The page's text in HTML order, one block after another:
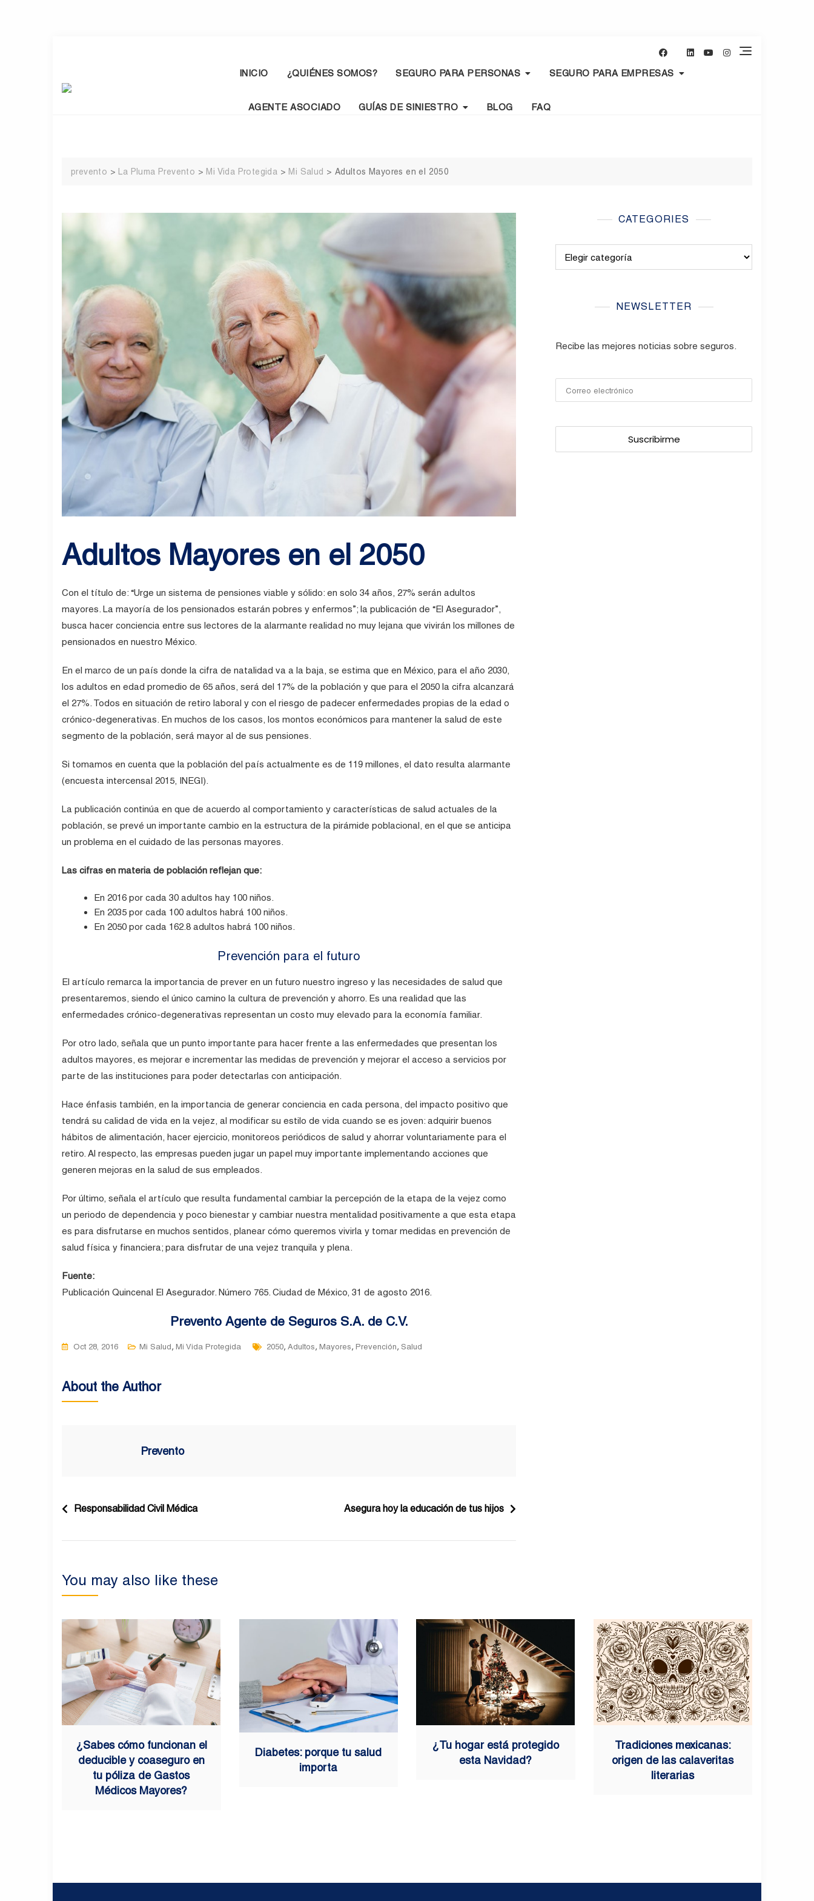
INICIO ¿QUIÉNES SOMOS? SEGURO PARA PERSONAS SEGURO PARA EMPRESAS
AGENTE ASOCIADO GUÍAS DE SINIESTRO BLOG FAQ
prevento > La Pluma Prevento > Mi Vida Protegida > Mi Salud > Adultos Mayores en el 2050
Adultos Mayores en el 2050
Con el título de: “Urge un sistema de pensiones viable y sólido: en solo 34 años, 27% serán adultos
mayores. La mayoría de los pensionados estarán pobres y enfermos”; la publicación de “El Asegurador”,
busca hacer conciencia entre sus lectores de la alarmante realidad no muy lejana que vivirán los millones de
pensionados en nuestro México.
En el marco de un país donde la cifra de natalidad va a la baja, se estima que en México, para el año 2030,
los adultos en edad promedio de 65 años, será del 17% de la población y que para el 2050 la cifra alcanzará
el 27%. Todos en situación de retiro laboral y con el riesgo de padecer enfermedades propias de la edad o
crónico-degenerativas. En muchos de los casos, los montos económicos para mantener la salud de este
segmento de la población, será mayor al de sus pensiones.
Si tomamos en cuenta que la población del país actualmente es de 119 millones, el dato resulta alarmante
(encuesta intercensal 2015, INEGI).
La publicación continúa en que de acuerdo al comportamiento y características de salud actuales de la
población, se prevé un importante cambio en la estructura de la pirámide poblacional, en el que se anticipa
un problema en el cuidado de las personas mayores.
Las cifras en materia de población reflejan que:
En 2016 por cada 30 adultos hay 100 niños.
En 2035 por cada 100 adultos habrá 100 niños.
En 2050 por cada 162.8 adultos habrá 100 niños.
Prevención para el futuro
El artículo remarca la importancia de prever en un futuro nuestro ingreso y las necesidades de salud que
presentaremos, siendo el único camino la cultura de prevención y ahorro. Es una realidad que las
enfermedades crónico-degenerativas representan un costo muy elevado para la economía familiar.
Por otro lado, señala que un punto importante para hacer frente a las enfermedades que presentan los
adultos mayores, es mejorar e incrementar las medidas de prevención y mejorar el acceso a servicios por
parte de las instituciones para poder detectarlas con anticipación.
Hace énfasis también, en la importancia de generar conciencia en cada persona, del impacto positivo que
tendrá su calidad de vida en la vejez, al modificar su estilo de vida cuando se es joven: adquirir buenos
hábitos de alimentación, hacer ejercicio, monitoreos periódicos de salud y ahorrar voluntariamente para el
retiro. Al respecto, las empresas pueden jugar un papel muy importante implementando acciones que
generen mejoras en la salud de sus empleados.
Por último, señala el artículo que resulta fundamental cambiar la percepción de la etapa de la vejez como
un periodo de dependencia y poco bienestar y cambiar nuestra mentalidad positivamente a que esta etapa
es para disfrutarse en muchos sentidos, planear cómo queremos vivirla y tomar medidas en prevención de
salud física y financiera; para disfrutar de una vejez tranquila y plena.
Fuente:
Publicación Quincenal El Asegurador. Número 765. Ciudad de México, 31 de agosto 2016.
Prevento Agente de Seguros S.A. de C.V.
Oct 28, 2016 Mi Salud, Mi Vida Protegida Tags
2050, Adultos, Mayores, Prevención, Salud
About the Author
Prevento
Navegación
Responsabilidad Civil Médica Asegura hoy la educación de tus hijos
CATEGORIES
NEWSLETTER
Recibe las mejores noticias sobre seguros.
You may also like these
¿Sabes cómo funcionan el
deducible y coaseguro en
tu póliza de Gastos
Médicos Mayores?
Diabetes: porque tu salud
importa
¿Tu hogar está protegido
esta Navidad?
Tradiciones mexicanas:
origen de las calaveritas
literarias